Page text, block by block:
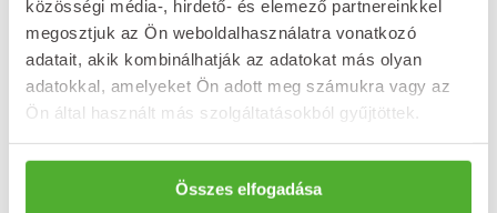
közösségi média-, hirdető- és elemező partnereinkkel
megosztjuk az Ön weboldalhasználatra vonatkozó
adatait, akik kombinálhatják az adatokat más olyan
adatokkal, amelyeket Ön adott meg számukra vagy az
Ön által használt más szolgáltatásokból gyűjtöttek.
Összes elfogadása
NATURLAND LAXATIV kúp
2100 mg 12 db
2 882Ft
Kosárba teszem